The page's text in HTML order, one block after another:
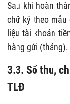
Sau khi hoàn
chữ ký theo mẫu
liệu tài khoản
hàng gửi (tháng).
3.3. Sổ thu,
TLĐ